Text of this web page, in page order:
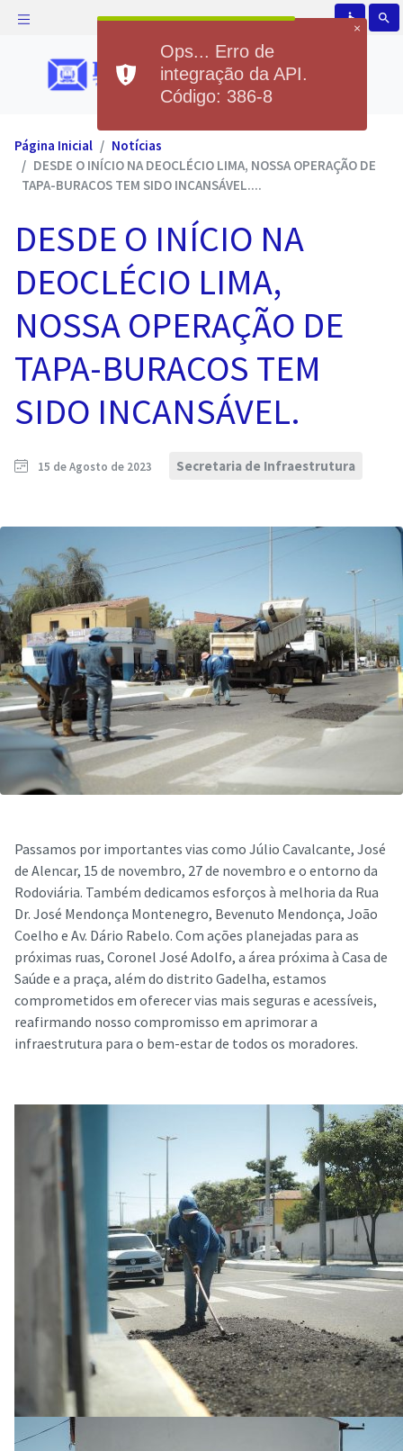
accessible search
Página Inicial
Notícias
DESDE O INÍCIO NA DEOCLÉCIO LIMA, NOSSA OPERAÇÃO DE
TAPA-BURACOS TEM SIDO INCANSÁVEL....
DESDE O INÍCIO NA
DEOCLÉCIO LIMA,
NOSSA OPERAÇÃO DE
TAPA-BURACOS TEM
SIDO INCANSÁVEL.
15 de Agosto de 2023 Secretaria de Infraestrutura
Passamos por importantes vias como Júlio Cavalcante, José
de Alencar, 15 de novembro, 27 de novembro e o entorno da
Rodoviária. Também dedicamos esforços à melhoria da Rua
Dr. José Mendonça Montenegro, Bevenuto Mendonça, João
Coelho e Av. Dário Rabelo. Com ações planejadas para as
próximas ruas, Coronel José Adolfo, a área próxima à Casa de
Saúde e a praça, além do distrito Gadelha, estamos
comprometidos em oferecer vias mais seguras e acessíveis,
reafirmando nosso compromisso em aprimorar a
infraestrutura para o bem-estar de todos os moradores.
×
Ops... Erro de
integração da API.
Código: 386-8